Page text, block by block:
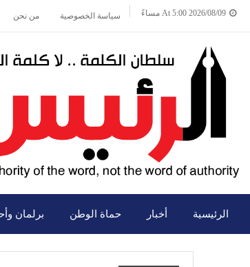
2026/08/09 At 5:00 مساءً سياسة الخصوصية من نحن
الرئيسية أخبار حماة الوطن برلمان